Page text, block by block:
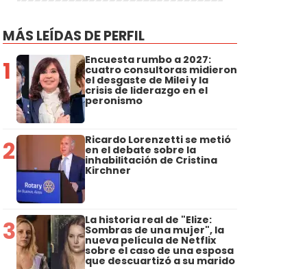
MÁS LEÍDAS DE PERFIL
1 Encuesta rumbo a 2027:
cuatro consultoras midieron
el desgaste de Milei y la
crisis de liderazgo en el
peronismo
2 Ricardo Lorenzetti se metió
en el debate sobre la
inhabilitación de Cristina
Kirchner
3 La historia real de "Elize:
Sombras de una mujer", la
nueva película de Netflix
sobre el caso de una esposa
que descuartizó a su marido